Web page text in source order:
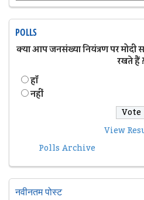
POLLS
क्या आप जनसंख्या नियंत्रण पर मोदी
रखते हैं
हॉं
नहीं
View
Polls Archive
नवीनतम पोस्ट